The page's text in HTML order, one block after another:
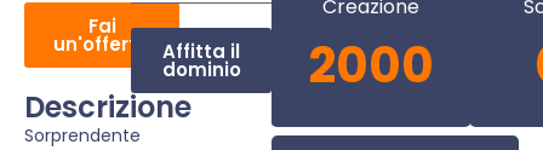
Fai
un'offerta Affitta il
dominio
Descrizione
Sorprendente
Creazione
2000